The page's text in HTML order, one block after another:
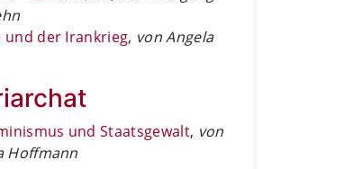
und der Irankrieg, von Angela
und Staatsgewalt, von
Hoffmann